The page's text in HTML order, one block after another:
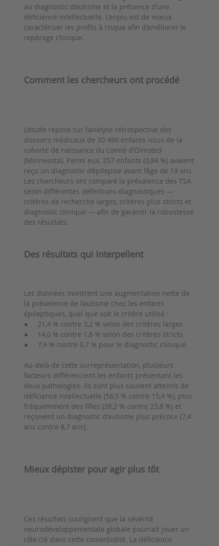
au diagnostic d’autisme et la présence d’une
déficience intellectuelle. L’enjeu est de mieux
caractériser les profils à risque afin d’améliorer le
repérage clinique.
Comment les chercheurs ont procédé
L’étude repose sur l’analyse rétrospective des
dossiers médicaux de 30 490 enfants issus de la
cohorte de naissance du comté d’Olmsted
(Minnesota). Parmi eux, 257 enfants (0,84 %) avaient
reçu un diagnostic d’épilepsie avant l’âge de 19 ans.
Les chercheurs ont comparé la prévalence des TSA
selon différentes définitions diagnostiques —
critères de recherche larges, critères plus stricts et
diagnostic clinique — afin de garantir la robustesse
des résultats.
Des résultats qui interpellent
Les données montrent une augmentation nette de
la prévalence de l’autisme chez les enfants
épileptiques, quel que soit le critère utilisé :
● 21,4 % contre 3,2 % selon des critères larges
● 14,0 % contre 1,6 % selon des critères stricts
● 7,9 % contre 0,7 % pour le diagnostic clinique
Au-delà de cette surreprésentation, plusieurs
facteurs différencient les enfants présentant les
deux pathologies. Ils sont plus souvent atteints de
déficience intellectuelle (56,5 % contre 15,4 %), plus
fréquemment des filles (38,2 % contre 25,8 %) et
reçoivent un diagnostic d’autisme plus précoce (7,4
ans contre 8,7 ans).
Mieux dépister pour agir plus tôt
Ces résultats soulignent que la sévérité
neurodéveloppementale globale pourrait jouer un
rôle clé dans cette comorbidité. La déficience